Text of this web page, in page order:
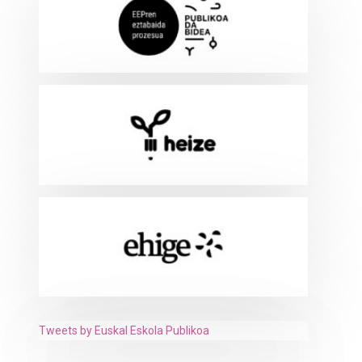
Tweets by Euskal Eskola Publikoa